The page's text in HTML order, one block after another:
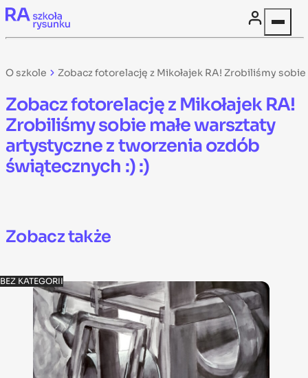
Skip to content
O szkole Zobacz fotorelację z Mikołajek RA! Zrobiliśmy
Zobacz fotorelację z Mikołajek RA!
Zrobiliśmy sobie małe warsztaty
artystyczne z tworzenia ozdób
świątecznych :) :)
Zobacz także
BEZ KATEGORII